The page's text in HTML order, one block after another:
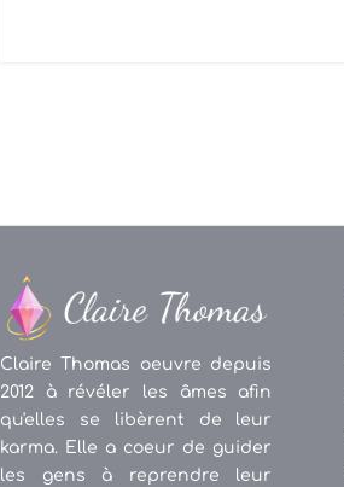
Claire Thomas oeuvre depuis
2012 à révéler les âmes afin
qu'elles se libèrent de leur
karma. Elle a coeur de guider
les gens à reprendre leur